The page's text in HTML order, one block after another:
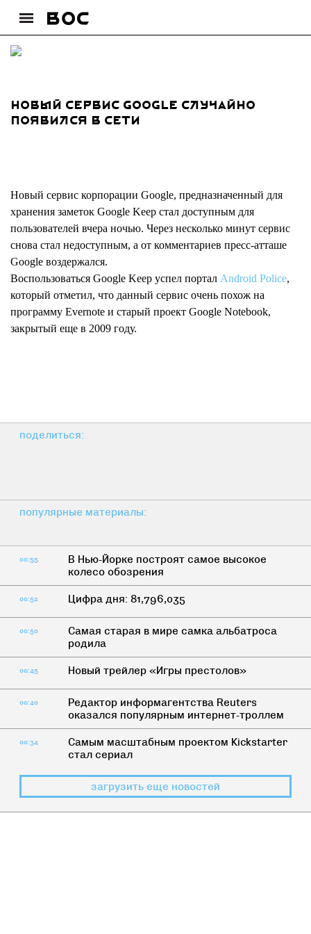
Новый сервис Google случайно
появился в сети
Новый сервис корпорации Google, предназначенный для
хранения заметок Google Keep стал доступным для
пользователей вчера ночью. Через несколько минут сервис
снова стал недоступным, а от комментариев пресс-атташе
Google воздержался.
Воспользоваться Google Keep успел портал Android Police,
который отметил, что данный сервис очень похож на
программу Evernote и старый проект Google Notebook,
закрытый еще в 2009 году.
поделиться:
популярные материалы:
00:55
В Нью-Йорке построят самое высокое
колесо обозрения
00:52 Цифра дня: 81,796,035
00:50
Самая старая в мире самка альбатроса
родила
00:45 Новый трейлер «Игры престолов»
00:40
Редактор информагентства Reuters
оказался популярным интернет-троллем
00:34
Самым масштабным проектом Kickstarter
стал сериал
загрузить еще новостей